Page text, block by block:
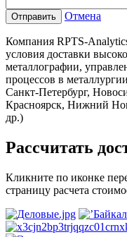
Отправить Отмена
Компания RPTS-
условия доставки
металлографии,
процессов в
Санкт-Петербург,
Красноярск, Нижний
др.)
Рассчитать
Кликните по иконке
страницу расчета